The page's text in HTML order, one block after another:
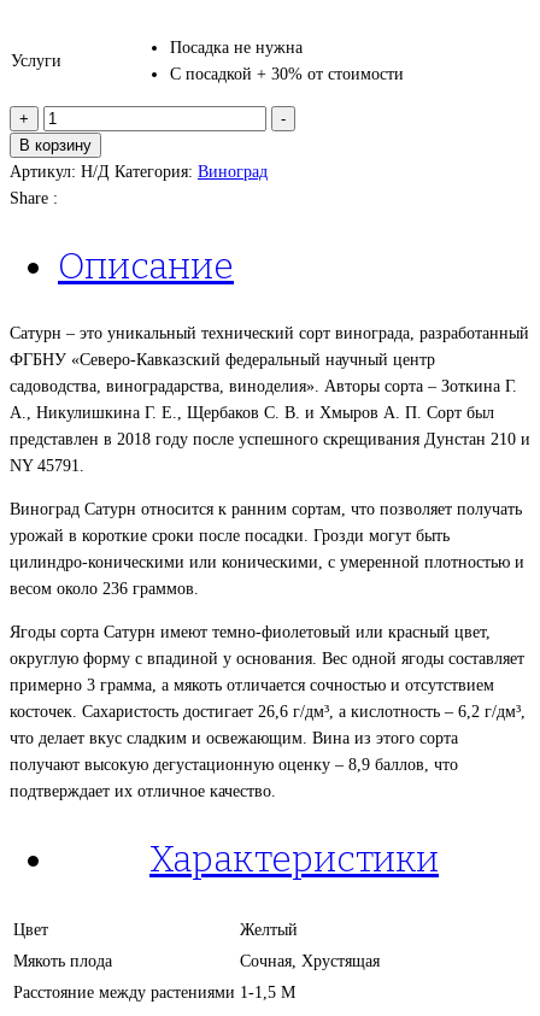
Услуги
Посадка не нужна
С посадкой + 30% от стоимости
+
Количество
товара
Виноград
Кишмиш
-
В корзину
Артикул: Н/Д Категория: Виноград
Share :
Описание
Сатурн – это уникальный технический сорт винограда, разработанный
ФГБНУ «Северо-Кавказский федеральный научный центр
садоводства, виноградарства, виноделия». Авторы сорта – Зоткина Г.
А., Никулишкина Г. Е., Щербаков С. В. и Хмыров А. П. Сорт был
представлен в 2018 году после успешного скрещивания Дунстан 210 и
NY 45791.
Виноград Сатурн относится к ранним сортам, что позволяет получать
урожай в короткие сроки после посадки. Грозди могут быть
цилиндро-коническими или коническими, с умеренной плотностью и
весом около 236 граммов.
Ягоды сорта Сатурн имеют темно-фиолетовый или красный цвет,
округлую форму с впадиной у основания. Вес одной ягоды составляет
примерно 3 грамма, а мякоть отличается сочностью и отсутствием
косточек. Сахаристость достигает 26,6 г/дм³, а кислотность – 6,2 г/дм³,
что делает вкус сладким и освежающим. Вина из этого сорта
получают высокую дегустационную оценку – 8,9 баллов, что
подтверждает их отличное качество.
Характеристики
Цвет
Желтый
Мякоть плода
Сочная, Хрустящая
Расстояние между растениями 1-1,5 М